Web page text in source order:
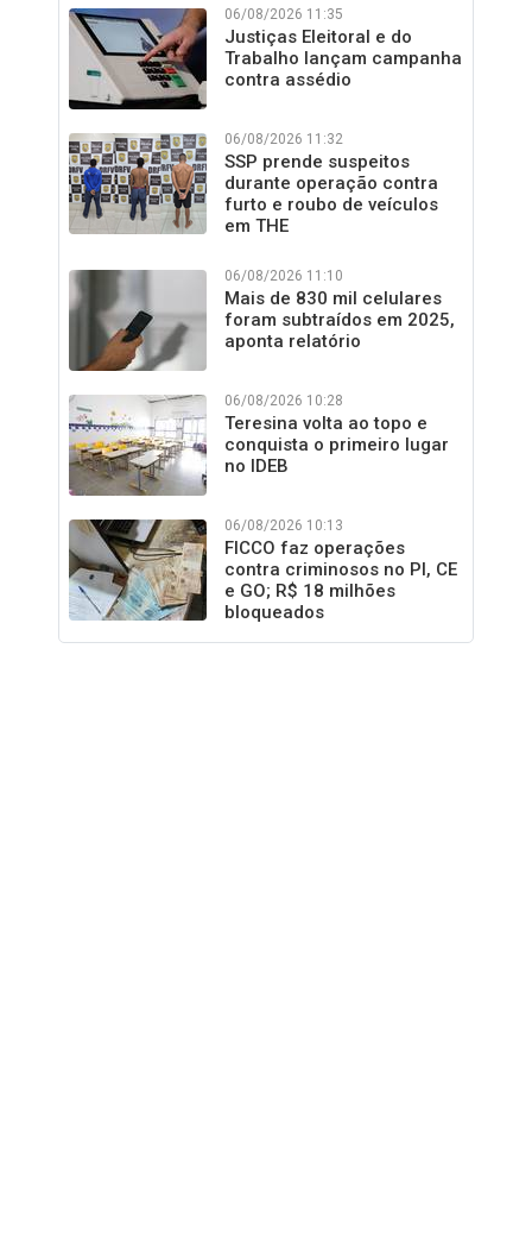
06/08/2026 11:35
Justiças Eleitoral e do
Trabalho lançam campanha
contra assédio
06/08/2026 11:32
SSP prende suspeitos
durante operação contra
furto e roubo de veículos
em THE
06/08/2026 11:10
Mais de 830 mil celulares
foram subtraídos em 2025,
aponta relatório
06/08/2026 10:28
Teresina volta ao topo e
conquista o primeiro lugar
no IDEB
06/08/2026 10:13
FICCO faz operações
contra criminosos no PI, CE
e GO; R$ 18 milhões
bloqueados